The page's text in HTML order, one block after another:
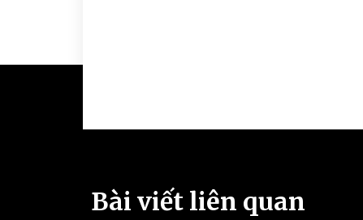
Bài viết liên quan